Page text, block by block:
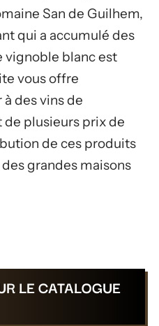
San de Guilhem,
qui a accumulé des
vignoble blanc est
vous offre
des vins de
plusieurs prix de
de ces produits
grandes maisons
LE CATALOGUE